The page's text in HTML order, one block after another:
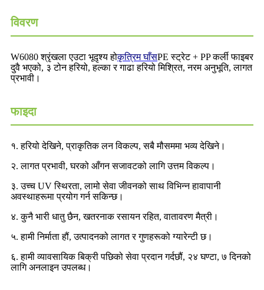
विवरण
W6080 श्रृंखला एउटा भूदृश्य होकृत्रिम घाँसPE स्ट्रेट + PP कर्ली फाइबर
दुवै भएको, ३ टोन हरियो, हल्का र गाढा हरियो मिश्रित, नरम अनुभूति, लागत
प्रभावी।
फाइदा
१. हरियो देखिने, प्राकृतिक लन विकल्प, सबै मौसममा भव्य देखिने।
२. लागत प्रभावी, घरको आँगन सजावटको लागि उत्तम विकल्प।
३. उच्च UV स्थिरता, लामो सेवा जीवनको साथ विभिन्न हावापानी
अवस्थाहरूमा प्रयोग गर्न सकिन्छ।
४. कुनै भारी धातु छैन, खतरनाक रसायन रहित, वातावरण मैत्री।
५. हामी निर्माता हौं, उत्पादनको लागत र गुणहरूको ग्यारेन्टी छ।
६. हामी व्यावसायिक बिक्री पछिको सेवा प्रदान गर्दछौं, २४ घण्टा, ७ दिनको
लागि अनलाइन उपलब्ध।